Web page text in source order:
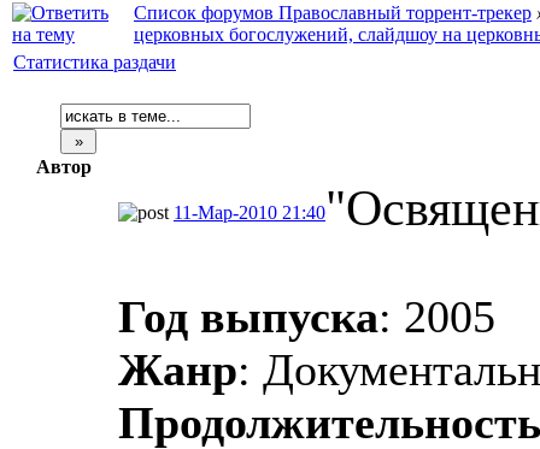
Список форумов Православный торрент-трекер
церковных богослужений, слайдшоу на
Статистика раздачи
Автор
11-Мар-2010 21:40
Год выпуска: 2005
Жанр:
Продолжительность